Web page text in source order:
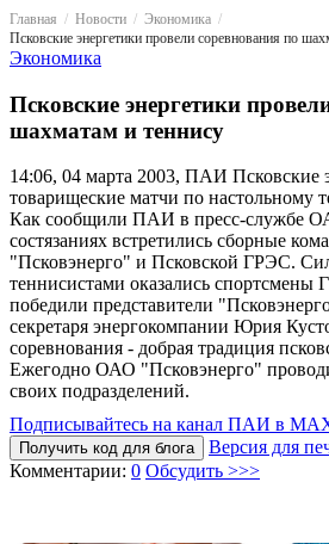
Главная Новости
Экономика
Экономика
Псковские энергетики
шахматам и теннису
14:06, 04 марта 2003, ПАИ Псковские
товарищеские матчи по настольному
Как сообщили ПАИ в пресс-службе
состязаниях встретились сборные
"Псковэнерго" и Псковской ГРЭС.
теннисистами оказались
победили представители
секретаря энергокомпании Юрия
соревнования - добрая традиция
Ежегодно ОАО "Псковэнерго"
своих подразделений.
Подписывайтесь на канал ПАИ в
Получить код для блога
Версия для
Комментарии: 0 Обсудить >>>